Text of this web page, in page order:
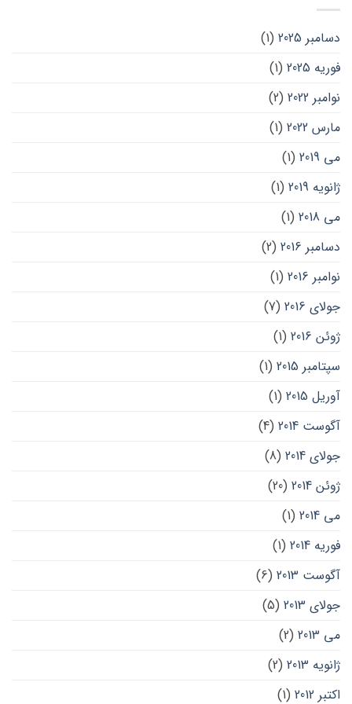
دسامبر 2025
(1)
فوریه 2025
(1)
نوامبر 2022
(2)
مارس 2022
(1)
می 2019
(1)
ژانویه 2019
(1)
می 2018
(1)
دسامبر 2016
(2)
نوامبر 2016
(1)
جولای 2016
(7)
ژوئن 2016
(1)
سپتامبر 2015
(1)
آوریل 2015
(1)
آگوست 2014
(4)
جولای 2014
(8)
ژوئن 2014
(20)
می 2014
(1)
فوریه 2014
(1)
آگوست 2013
(6)
جولای 2013
(5)
می 2013
(2)
ژانویه 2013
(2)
اکتبر 2012
(1)